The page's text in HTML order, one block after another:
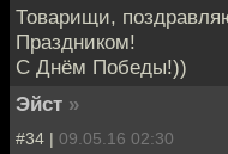
Товарищи,
Праздником!
С Днём Победы!))
Эйст »
#34 | 09.05.16 02:30